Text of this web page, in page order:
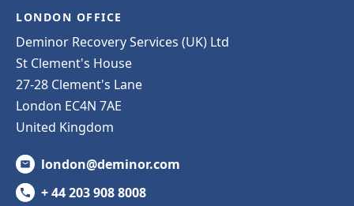
LONDON OFFICE
Deminor Recovery Services (UK) Ltd
St Clement's House
27-28 Clement's Lane
London EC4N 7AE
United Kingdom
london@deminor.com
+ 44 203 908 8008